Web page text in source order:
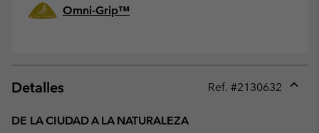
Omni-Grip™
Detalles Ref. #2130632
DE LA CIUDAD A LA NATURALEZA